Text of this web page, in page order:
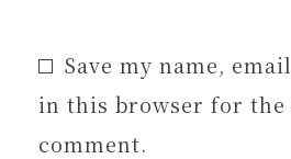
Save my name,
in this browser for
comment.